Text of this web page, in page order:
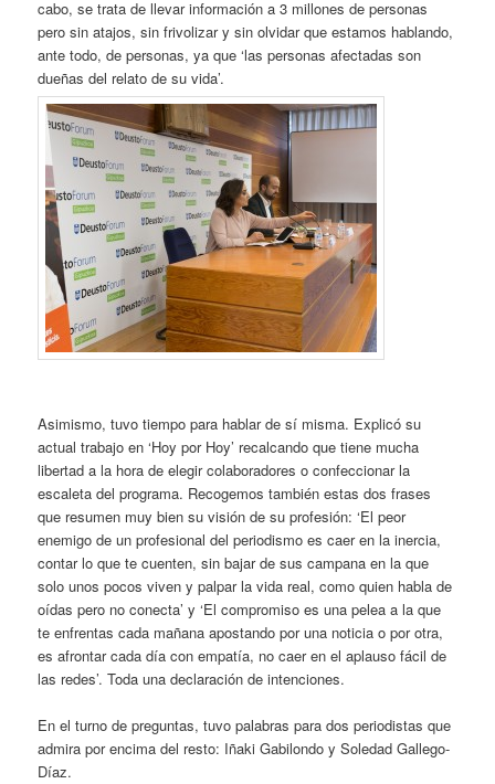
cabo, se trata de llevar información a 3 millones de personas
pero sin atajos, sin frivolizar y sin olvidar que estamos hablando,
ante todo, de personas, ya que ‘las personas afectadas son
dueñas del relato de su vida’.
Asimismo, tuvo tiempo para hablar de sí misma. Explicó su
actual trabajo en ‘Hoy por Hoy’ recalcando que tiene mucha
libertad a la hora de elegir colaboradores o confeccionar la
escaleta del programa. Recogemos también estas dos frases
que resumen muy bien su visión de su profesión: ‘El peor
enemigo de un profesional del periodismo es caer en la inercia,
contar lo que te cuenten, sin bajar de sus campana en la que
solo unos pocos viven y palpar la vida real, como quien habla de
oídas pero no conecta’ y ‘El compromiso es una pelea a la que
te enfrentas cada mañana apostando por una noticia o por otra,
es afrontar cada día con empatía, no caer en el aplauso fácil de
las redes’. Toda una declaración de intenciones.
En el turno de preguntas, tuvo palabras para dos periodistas que
admira por encima del resto: Iñaki Gabilondo y Soledad Gallego-
Díaz.